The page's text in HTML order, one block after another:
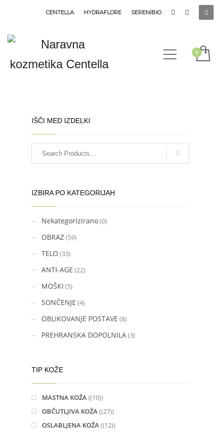
CENTELLA HYDRAFLORE SERENIBIO
IŠČI MED IZDELKI
IZBIRA PO KATEGORIJAH
Nekategorizirano(0)
OBRAZ(59)
TELO (33)
ANTI-AGE (22)
MOŠKI (5)
SONČENJE (4)
OBLIKOVANJE POSTAVE (8)
PREHRANSKA DOPOLNILA(3)
TIP KOŽE
MASTNA KOŽA (10)
OBČUTLJIVA KOŽA (27)
OSLABLJENA KOŽA (12)